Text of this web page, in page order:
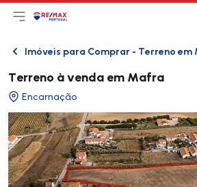
Abri menu principal
LogoIr para página inicial
VoltarImóveis para Comprar - Terreno em
Terreno à venda em Mafra
Encarnação